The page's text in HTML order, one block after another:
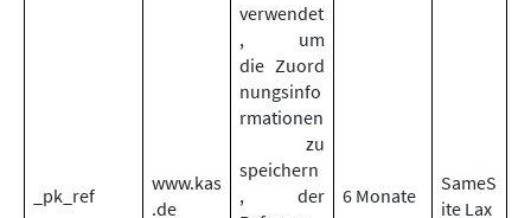
_pk_ref
www.kas
.de
verwendet
, um
die Zuord
nungsinfo
rmationen
zu
speichern
, der
6 Monate
SameS
ite Lax